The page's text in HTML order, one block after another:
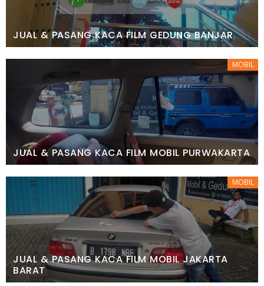
JUAL & PASANG KACA FILM GEDUNG BANJAR
MOBIL
JUAL & PASANG KACA FILM MOBIL PURWAKARTA
MOBIL
JUAL & PASANG KACA FILM MOBIL JAKARTA
BARAT